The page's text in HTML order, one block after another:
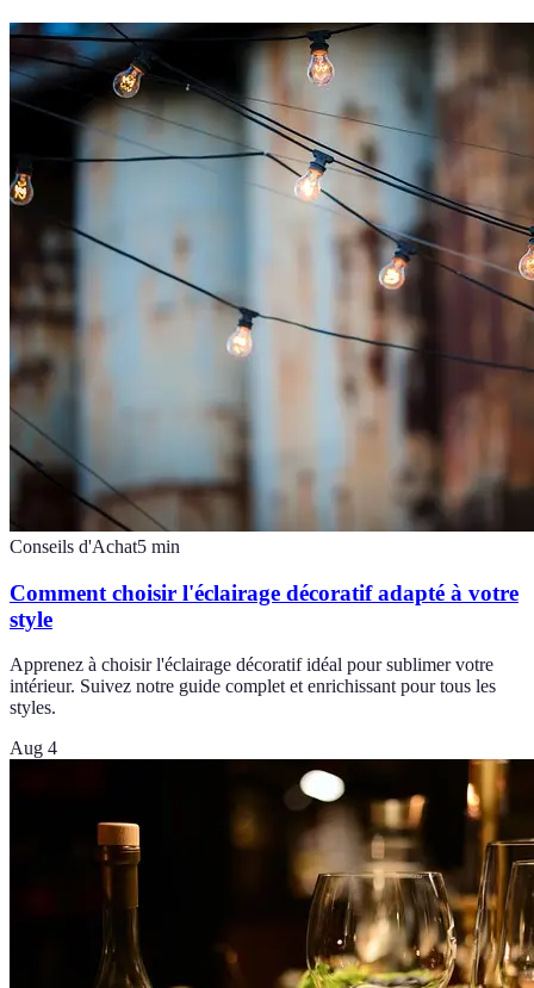
Conseils d'Achat5 min
Comment choisir l'éclairage décoratif adapté à votre
style
Apprenez à choisir l'éclairage décoratif idéal pour sublimer votre
intérieur. Suivez notre guide complet et enrichissant pour tous les
styles.
Aug 4